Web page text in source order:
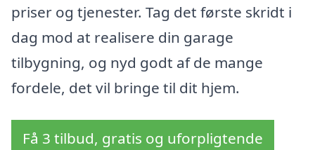
priser og tjenester. Tag det første skridt i
dag mod at realisere din garage
tilbygning, og nyd godt af de mange
fordele, det vil bringe til dit hjem.
Få 3 tilbud, gratis og uforpligtende